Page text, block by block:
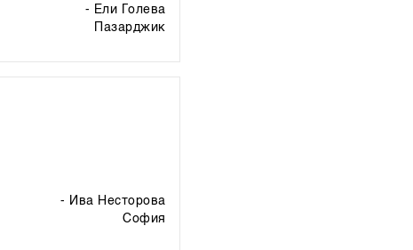
- Ели Голева
пазарджик
- Ива Нестoрова
софия